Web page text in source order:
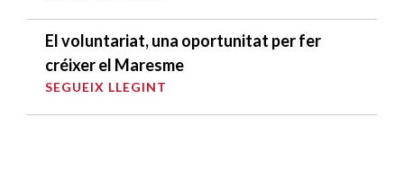
El voluntariat, una oportunitat per fer
créixer el Maresme
SEGUEIX LLEGINT